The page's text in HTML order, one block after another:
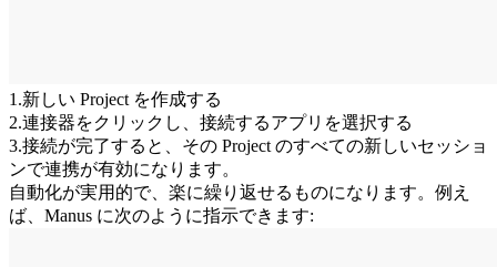
1 .新しい Project を作成する
2.連接器をクリックし、接続するアプリを選択する
3.接続が完了すると、その Project のすべての新しいセッショ
ンで連携が有効になります。
自動化が実用的で、楽に繰り返せるものになります。例え
ば、Manus に次のように指示できます: